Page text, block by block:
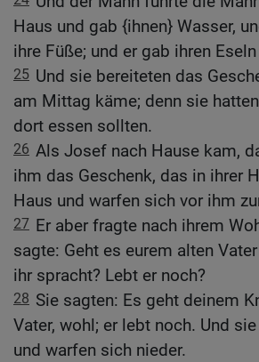
Haus und gab {ihnen} Wasser,
ihre Füße; und er gab ihren
25 Und sie bereiteten das
am Mittag käme; denn sie
dort essen sollten.
26 Als Josef nach Hause kam,
ihm das Geschenk, das in ihrer
Haus und warfen sich vor ihm
27 Er aber fragte nach ihrem
sagte: Geht es eurem alten
ihr spracht? Lebt er noch?
28 Sie sagten: Es geht deinem
Vater, wohl; er lebt noch. Und
und warfen sich nieder.